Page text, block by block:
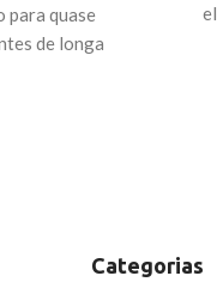
para quase
de longa
Categorias